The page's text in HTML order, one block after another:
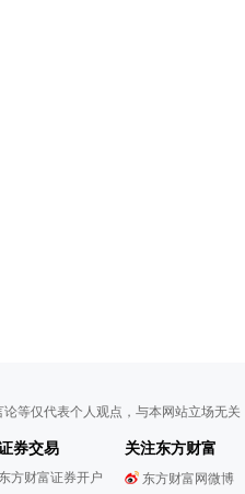
等仅代表个人观点，与本网站立场无
券交易
东方财富证券开户
关注东方财富
东方财富网微博